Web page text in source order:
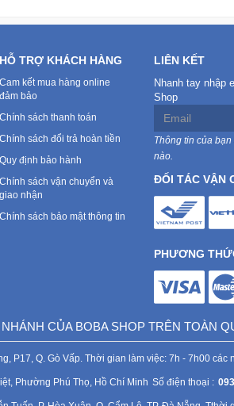
HỖ TRỢ KHÁCH HÀNG
Cam kết mua hàng online
đảm bảo
Chính sách thanh toán
Chính sách đổi trả hoàn tiền
Quy định bảo hành
Chính sách vận chuyển và
giao nhận
Chính sách bảo mật thông tin
LIÊN KẾT
Nhanh tay nhập
Shop
Thông tin của
nào.
ĐỐI TÁC VẬN
PHƯƠNG
CỦA BOBA SHOP TRÊN TOÀN
P17, Q. Gò Vấp. Thời gian làm việc: 7h - 7h00 các
Phường Phú Thọ, Hồ Chí Minh Số điện thoại :